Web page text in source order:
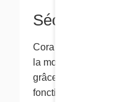
Sécurité
Cora se protège
la modification des
grâce à des mesures
fonction de la